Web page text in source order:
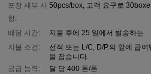
포장 세부 사
항:
50pcs/box, 고객 요구로
배달 시간:
지불 후에 25 일에서 발송하는
지불 조건:
선적 또는 L/C, D/P.의 앞에 급
을 잡습니다.
공급 능력:
달 당 400 톤/톤